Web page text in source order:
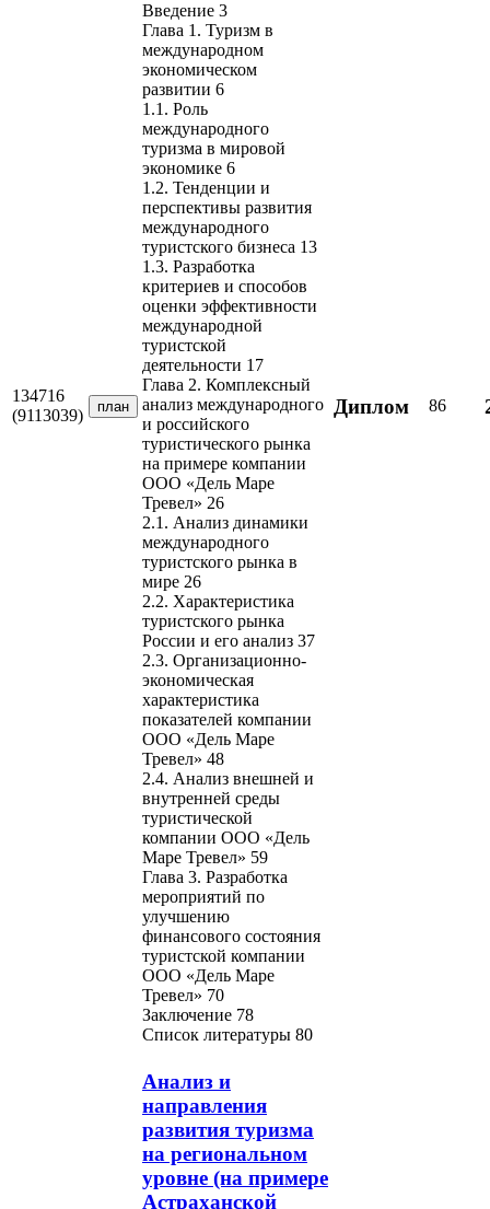
134716
(9113039)
план
Введение 3
Глава 1. Туризм в
международном
экономическом
развитии 6
1.1. Роль
международного
туризма в мировой
экономике 6
1.2. Тенденции и
перспективы развития
международного
туристского бизнеса 13
1.3. Разработка
критериев и способов
оценки эффективности
международной
туристской
деятельности 17
Глава 2. Комплексный
анализ международного
и российского
туристического рынка
на примере компании
ООО «Дель Маре
Тревел» 26
2.1. Анализ динамики
международного
туристского рынка в
мире 26
2.2. Характеристика
туристского рынка
России и его анализ 37
2.3. Организационно-
экономическая
характеристика
показателей компании
ООО «Дель Маре
Тревел» 48
2.4. Анализ внешней и
внутренней среды
туристической
компании ООО «Дель
Маре Тревел» 59
Глава 3. Разработка
мероприятий по
улучшению
финансового состояния
туристской компании
ООО «Дель Маре
Тревел» 70
Заключение 78
Список литературы 80
Диплом 86
Анализ и
направления
развития туризма
на региональном
уровне (на примере
Астраханской